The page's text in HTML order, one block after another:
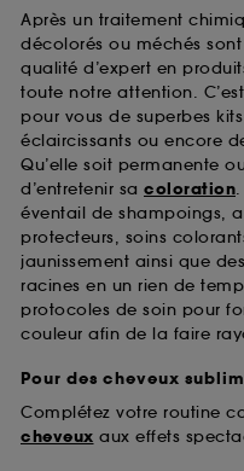
Après un traitement
décolorés ou méchés
qualité d’expert en
toute notre attention.
pour vous de superbes
éclaircissants ou encore
Qu’elle soit permanente
d’entretenir sa coloration
éventail de shampoings,
protecteurs, soins
jaunissement ainsi que
racines en un rien de
protocoles de soin pour
couleur afin de la faire
Pour des cheveux
Complétez votre routine
cheveux aux effets